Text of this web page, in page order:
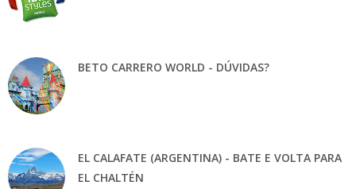
BETO CARRERO WORLD - DÚVIDAS?
EL CALAFATE (ARGENTINA) - BATE E VOLTA PARA
EL CHALTÉN